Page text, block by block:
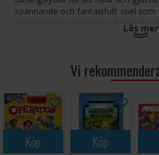
spännande och fantasifullt spel som
koncentration och fokus. Roligt för
Språk: Svenska
Läs mer
Vi
Köp Köp